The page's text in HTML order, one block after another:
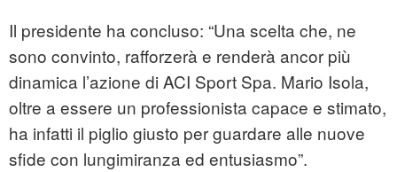
Il presidente ha concluso: “Una scelta che, ne
sono convinto, rafforzerà e renderà ancor più
dinamica l’azione di ACI Sport Spa. Mario Isola,
oltre a essere un professionista capace e stimato,
ha infatti il piglio giusto per guardare alle nuove
sfide con lungimiranza ed entusiasmo”.